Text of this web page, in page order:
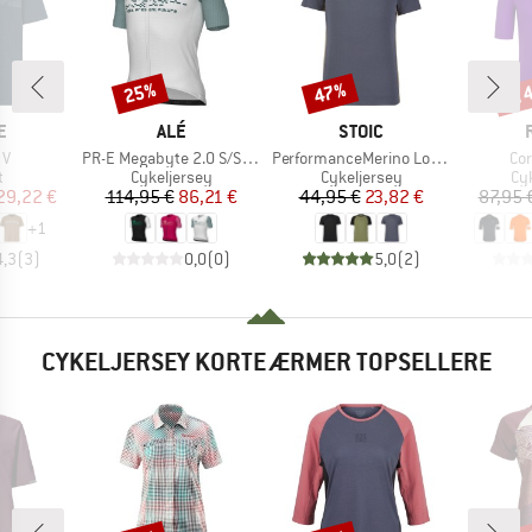
pris
€
+1
(3)
MÆRKE
ALÉ
Artikel
PR-E Megabyte 2.0 S/S Jersey
Produktgruppe
Cykeljersey
Pris
114,95 €Nedsat pris
86,21 €
0,0(0)
Rabat
25%
MÆRKE
STOIC
Artikel
PerformanceMerino LofsdalenSt. MTB S/S
Produktgruppe
Cykeljersey
Pris
44,95 €Nedsat pris
23,82 €
5,0(2)
Rabat
47%
87,95
CYKELJERSEY KORTE ÆRMER TOPSELLERE